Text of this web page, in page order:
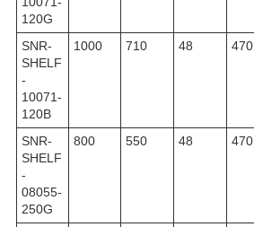
120G
SNR-
SHELF
-
10071-
120B
1000 710 48 470
SNR-
SHELF
-
08055-
250G
800 550 48 470